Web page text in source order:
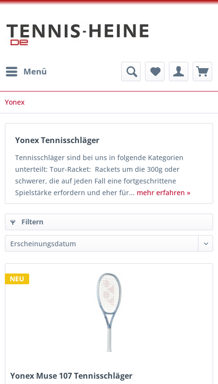
Menü
Yonex
Yonex Tennisschläger
Tennisschläger sind bei uns in folgende Kategorien
unterteilt: Tour-Racket: Rackets um die 300g oder
schwerer, die auf jeden Fall eine fortgeschrittene
Spielstärke erfordern und eher für... mehr erfahren »
Filtern
NEU
Yonex Muse 107 Tennisschläger